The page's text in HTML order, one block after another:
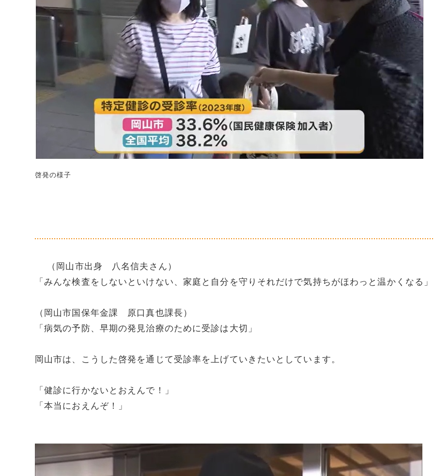
啓発の様子
（岡山市出身 八名信夫さん）
「みんな検査をしないといけない、家庭と自分を守りそれだけで気持ちがほわっと温かくなる」
（岡山市国保年金課 原口真也課長）
「病気の予防、早期の発見治療のために受診は大切」
岡山市は、こうした啓発を通じて受診率を上げていきたいとしています。
「健診に行かないとおえんで！」
「本当におえんぞ！」